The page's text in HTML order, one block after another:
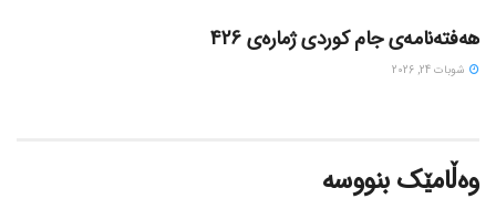
هەفتەنامەی جام کوردی ژمارەی 426
شوبات 24, 2026
وەڵامێک بنووسە